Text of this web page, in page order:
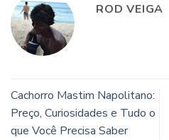
ROD VEIGA
Cachorro Mastim Napolitano:
Preço, Curiosidades e Tudo o
que Você Precisa Saber